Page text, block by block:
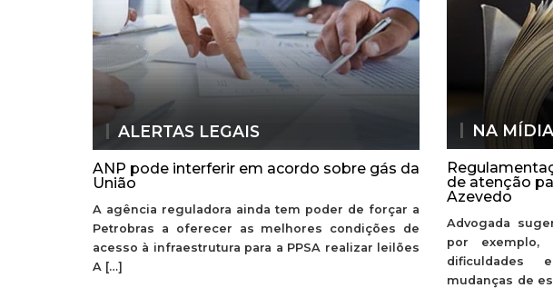
ALERTAS LEGAIS
ANP pode interferir em acordo sobre gás da
União
A agência reguladora ainda tem poder de forçar a
Petrobras a oferecer as melhores condições de
acesso à infraestrutura para a PPSA realizar leilões
A […]
NA MÍDIA
de atenção
Azevedo
Advogada
por exemplo,
dificuldades
mudanças de